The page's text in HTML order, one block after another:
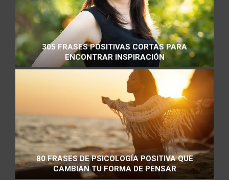
305 FRASES POSITIVAS CORTAS PARA
ENCONTRAR INSPIRACIÓN
80 FRASES DE PSICOLOGÍA POSITIVA QUE
CAMBIAN TU FORMA DE PENSAR